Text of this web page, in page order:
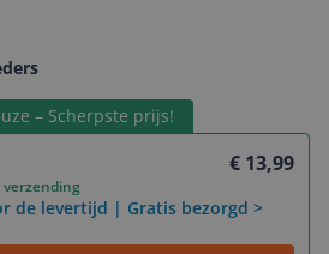
– Scherpste prijs!
€ 13,99
de levertijd | Gratis bezorgd >